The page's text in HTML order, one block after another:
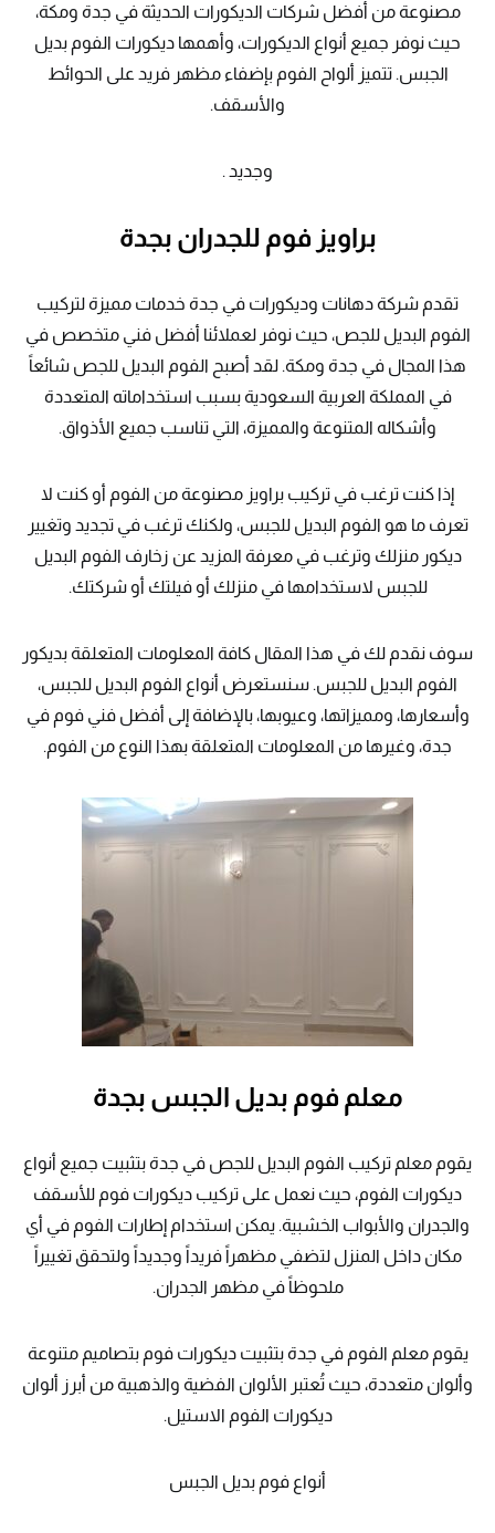
مصنوعة من أفضل شركات الديكورات الحديثة في جدة ومكة،
حيث نوفر جميع أنواع الديكورات، وأهمها ديكورات الفوم بديل
الجبس. تتميز ألواح الفوم بإضفاء مظهر فريد على الحوائط
والأسقف.
وجديد .
براويز فوم للجدران بجدة
تقدم شركة دهانات وديكورات في جدة خدمات مميزة لتركيب
الفوم البديل للجص، حيث نوفر لعملائنا أفضل فني متخصص في
هذا المجال في جدة ومكة. لقد أصبح الفوم البديل للجص شائعاً
في المملكة العربية السعودية بسبب استخداماته المتعددة
وأشكاله المتنوعة والمميزة، التي تناسب جميع الأذواق.
إذا كنت ترغب في تركيب براويز مصنوعة من الفوم أو كنت لا
تعرف ما هو الفوم البديل للجبس، ولكنك ترغب في تجديد وتغيير
ديكور منزلك وترغب في معرفة المزيد عن زخارف الفوم البديل
للجبس لاستخدامها في منزلك أو فيلتك أو شركتك.
سوف نقدم لك في هذا المقال كافة المعلومات المتعلقة بديكور
الفوم البديل للجبس. سنستعرض أنواع الفوم البديل للجبس،
وأسعارها، ومميزاتها، وعيوبها، بالإضافة إلى أفضل فني فوم في
جدة، وغيرها من المعلومات المتعلقة بهذا النوع من الفوم.
معلم فوم بديل الجبس بجدة
يقوم معلم تركيب الفوم البديل للجص في جدة بتثبيت جميع أنواع
ديكورات الفوم، حيث نعمل على تركيب ديكورات فوم للأسقف
والجدران والأبواب الخشبية. يمكن استخدام إطارات الفوم في أي
مكان داخل المنزل لتضفي مظهراً فريداً وجديداً ولتحقق تغييراً
ملحوظاً في مظهر الجدران.
يقوم معلم الفوم في جدة بتثبيت ديكورات فوم بتصاميم متنوعة
وألوان متعددة، حيث تُعتبر الألوان الفضية والذهبية من أبرز ألوان
ديكورات الفوم الاستيل.
أنواع فوم بديل الجبس